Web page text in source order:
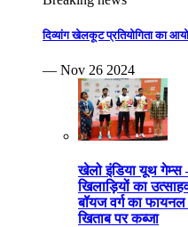
दिव्यांग खेलकूट प्रतियोगिता का
— Nov 26 2024
खेलो इंडिया यूथ गेम्स
खिलाड़ियों का
बॉयज वर्ग का
खिताब पर कब्जा